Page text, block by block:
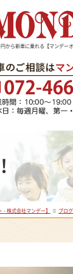
から新車に乗れる【マンデー
- 株式会社マンデー】 ブロ